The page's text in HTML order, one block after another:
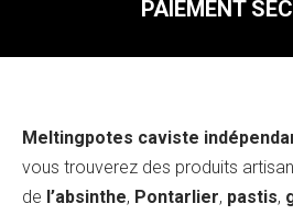
PAIEMENT
Meltingpotes caviste
vous trouverez des produits
de l’absinthe, Pontarlier, pastis,